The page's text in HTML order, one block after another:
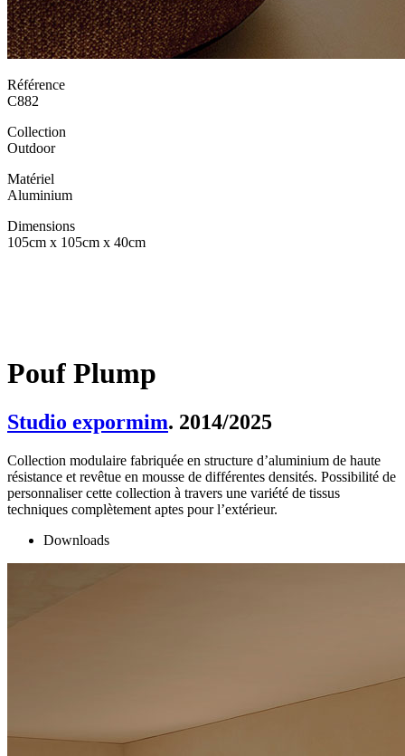
Référence
C882
Collection
Outdoor
Matériel
Aluminium
Dimensions
105cm x 105cm x 40cm
Pouf Plump
Studio expormim. 2014/2025
Collection modulaire fabriquée en structure d’aluminium de haute
résistance et revêtue en mousse de différentes densités. Possibilité de
personnaliser cette collection à travers une variété de tissus
techniques complètement aptes pour l’extérieur.
Downloads